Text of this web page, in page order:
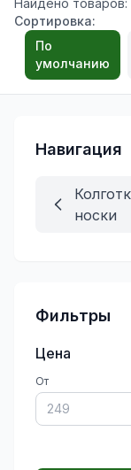
Найдено товаров:
Сортировка:
По
умолчанию
Навигация
носки
Фильтры
Цена
От